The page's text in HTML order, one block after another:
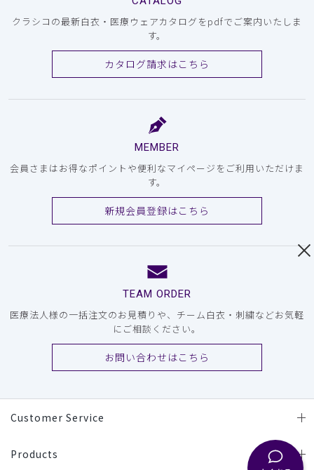
クラシコの最新白衣・医療ウェアカタログをpdfでご案内いたしま
す。
カタログ請求はこちら
MEMBER
会員さまはお得なポイントや便利なマイページをご利用いただけま
す。
新規会員登録はこちら
TEAM ORDER
医療法人様の一括注文のお見積りや、チーム白衣・刺繍などお気軽
にご相談ください。
お問い合わせはこちら
Customer Service
Products